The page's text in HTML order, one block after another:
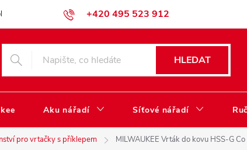
+420 495 523 912
údajů Obchodní podmínky Katalog ke stažení
HLEDAT
Aku nářadí Síťové nářadí
pro vrtačky s příklepem MILWAUKEE Vrták do kovu HSS-G